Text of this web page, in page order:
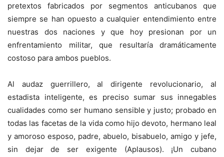
pretextos fabricados por segmentos anticubanos que
siempre se han opuesto a cualquier entendimiento entre
nuestras dos naciones y que hoy presionan por un
enfrentamiento militar, que resultaría dramáticamente
costoso para ambos pueblos.
Al audaz guerrillero, al dirigente revolucionario, al
estadista inteligente, es preciso sumar sus innegables
cualidades como ser humano sensible y justo; probado en
todas las facetas de la vida como hijo devoto, hermano leal
y amoroso esposo, padre, abuelo, bisabuelo, amigo y jefe,
sin dejar de ser exigente (Aplausos). ¡Un cubano